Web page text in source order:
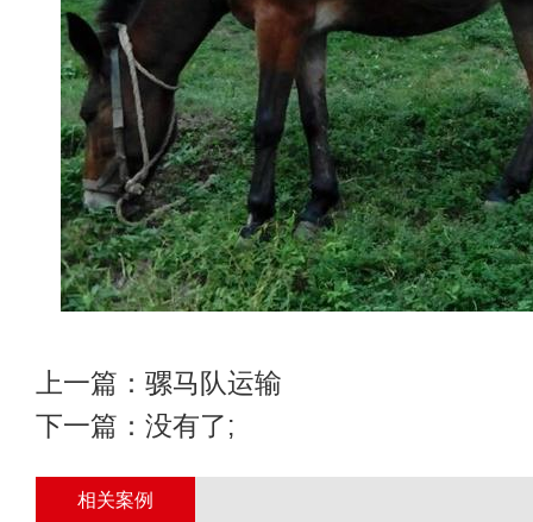
上一篇： 骡马队运输
下一篇：没有了;
相关案例